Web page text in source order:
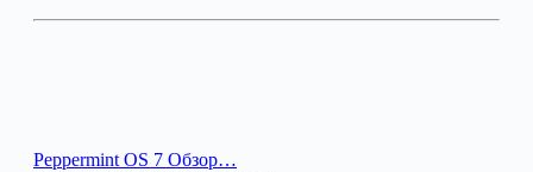
Peppermint OS 7 Обзор…